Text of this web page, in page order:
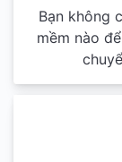
Bạn không
mềm nào